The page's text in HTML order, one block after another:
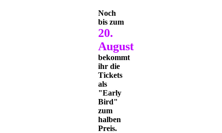
Noch
bis zum
20.
August
bekommt
ihr die
Tickets
als
"Early
Bird"
zum
halben
Preis.